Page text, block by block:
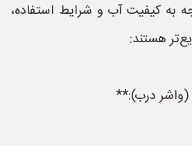
به کیفیت آب و شرایط استفاده،
هستند: